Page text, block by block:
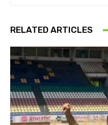
RELATED ARTICLES